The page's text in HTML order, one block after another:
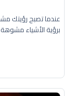
عندما تصبح رؤيتك
برؤية الأشياء